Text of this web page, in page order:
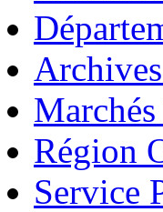
Région
Service